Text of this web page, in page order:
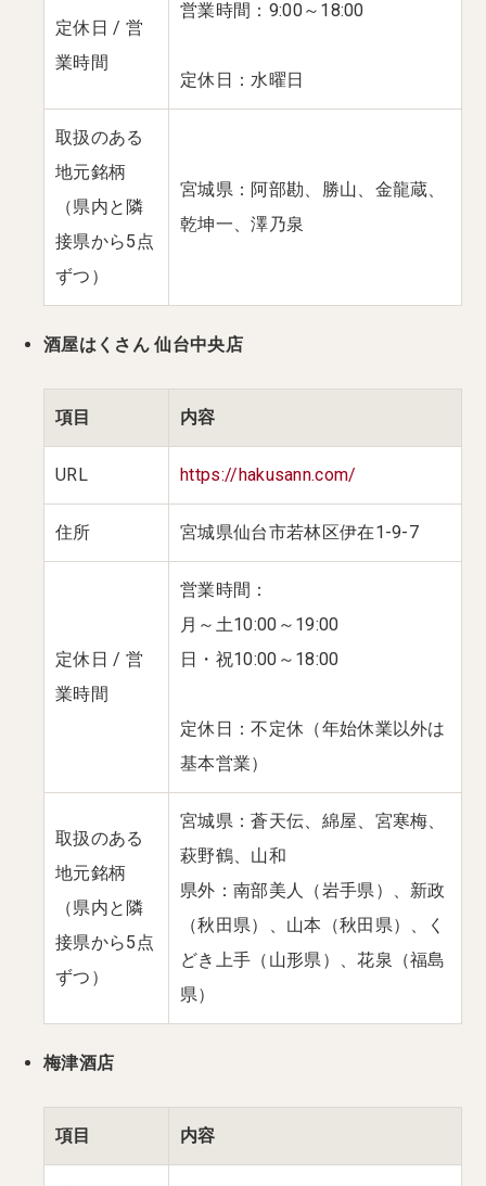
定休日 / 営
業時間
営業時間：9:00～18:00
定休日：水曜日
取扱のある
地元銘柄
（県内と隣
接県から5点
ずつ）
宮城県：阿部勘、勝山、金龍蔵、
乾坤一、澤乃泉
酒屋はくさん 仙台中央店
項目 内容
URL https://hakusann.com/
住所 宮城県仙台市若林区伊在1-9-7
定休日 / 営
業時間
営業時間：
月～土10:00～19:00
日・祝10:00～18:00
定休日：不定休（年始休業以外は
基本営業）
取扱のある
地元銘柄
（県内と隣
接県から5点
ずつ）
宮城県：蒼天伝、綿屋、宮寒梅、
萩野鶴、山和
県外：南部美人（岩手県）、新政
（秋田県）、山本（秋田県）、く
どき上手（山形県）、花泉（福島
県）
梅津酒店
項目 内容